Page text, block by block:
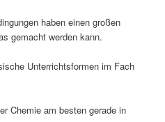
haben einen großen
gemacht werden kann.
Unterrichtsformen im Fach
Chemie am besten gerade in